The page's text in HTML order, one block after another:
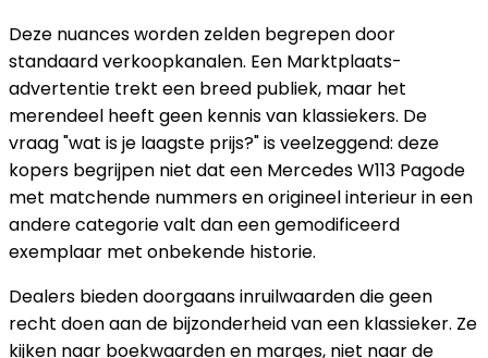
Deze nuances worden zelden begrepen door
standaard verkoopkanalen. Een Marktplaats-
advertentie trekt een breed publiek, maar het
merendeel heeft geen kennis van klassiekers. De
vraag "wat is je laagste prijs?" is veelzeggend: deze
kopers begrijpen niet dat een Mercedes W113 Pagode
met matchende nummers en origineel interieur in een
andere categorie valt dan een gemodificeerd
exemplaar met onbekende historie.
Dealers bieden doorgaans inruilwaarden die geen
recht doen aan de bijzonderheid van een klassieker. Ze
kijken naar boekwaarden en marges, niet naar de